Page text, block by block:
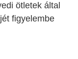
ötletek által
figyelembe